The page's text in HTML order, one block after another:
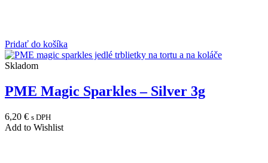
Pridať do košíka
Skladom
PME Magic Sparkles – Silver 3g
6,20 € s DPH
Add to Wishlist